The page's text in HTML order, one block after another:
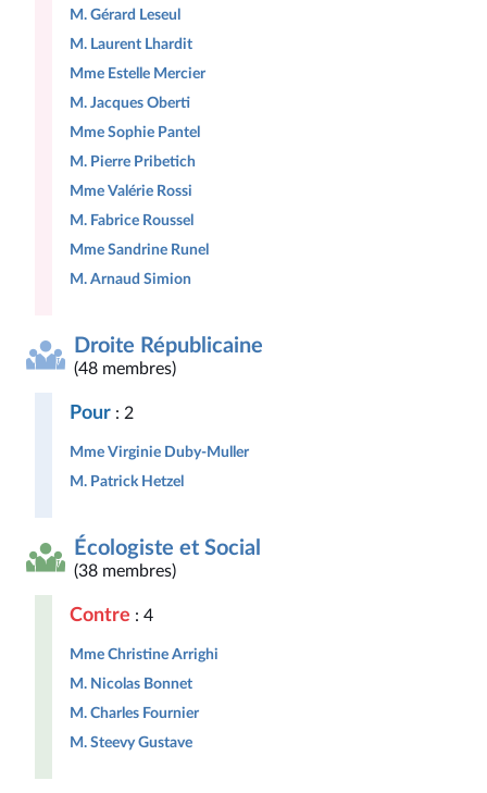
M. Gérard Leseul
M. Laurent Lhardit
Mme Estelle Mercier
M. Jacques Oberti
Mme Sophie Pantel
M. Pierre Pribetich
Mme Valérie Rossi
M. Fabrice Roussel
Mme Sandrine Runel
M. Arnaud Simion
Droite Républicaine
(48 membres)
Pour : 2
Mme Virginie Duby-Muller
M. Patrick Hetzel
Écologiste et Social
(38 membres)
Contre : 4
Mme Christine Arrighi
M. Nicolas Bonnet
M. Charles Fournier
M. Steevy Gustave